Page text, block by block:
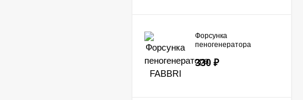
Форсунка
пеногенератора
330 ₽